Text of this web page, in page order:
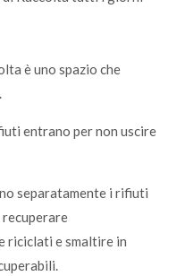
è uno spazio che
entrano per non uscire
separatamente i rifiuti
riciclati e smaltire in